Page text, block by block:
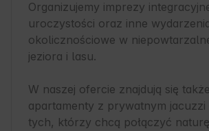
Organizujemy imprezy
uroczystości oraz inne
okolicznościowe w
jeziora i lasu.
W naszej ofercie znajdują się
apartamenty z prywatnym jacuzzi
tych, którzy chcą połączyć